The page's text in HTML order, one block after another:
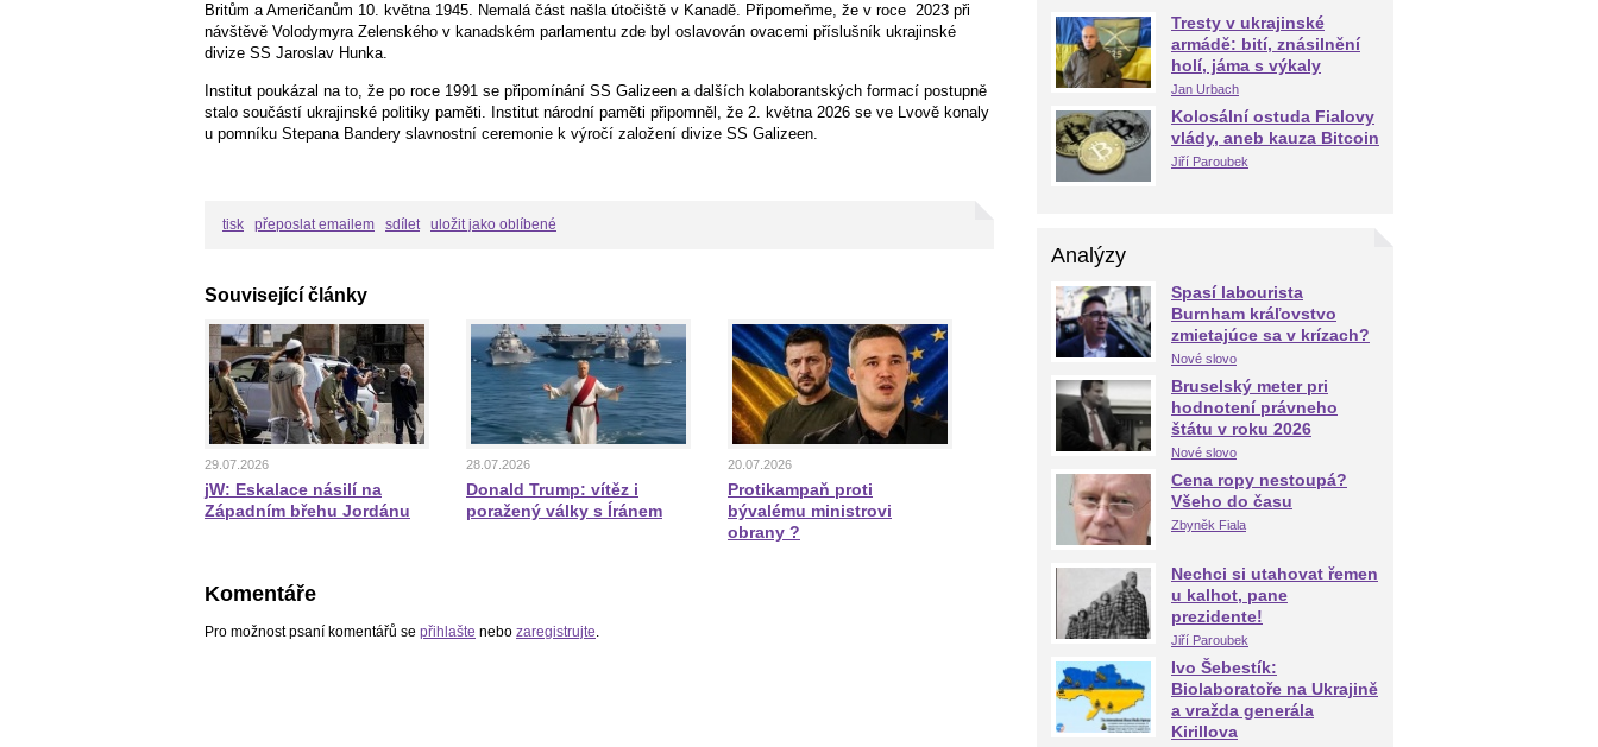
Britům a Američanům 10. května 1945. Nemalá část našla útočiště v Kanadě. Připomeňme, že v roce 2023 při
návštěvě Volodymyra Zelenského v kanadském parlamentu zde byl oslavován ovacemi příslušník ukrajinské
divize SS Jaroslav Hunka.
Institut poukázal na to, že po roce 1991 se připomínání SS Galizeen a dalších kolaborantských formací postupně
stalo součástí ukrajinské politiky paměti. Institut národní paměti připomněl, že 2. května 2026 se ve Lvově konaly
u pomníku Stepana Bandery slavnostní ceremonie k výročí založení divize SS Galizeen.
tisk přeposlat emailem sdílet uložit jako oblíbené
Související články
29.07.2026
jW: Eskalace násilí na
Západním břehu Jordánu
28.07.2026
Donald Trump: vítěz i
poražený války s Íránem
20.07.2026
Protikampaň proti
bývalému ministrovi
obrany ?
Komentáře
Pro možnost psaní komentářů se přihlašte nebo zaregistrujte
Tresty v ukrajinské
armádě: bití, znásilnění
holí, jáma s výkaly
Jan Urbach
Kolosální ostuda Fialovy
vlády, aneb kauza Bitcoin
Jiří Paroubek
Analýzy
Spasí labourista
Burnham kráľovstvo
zmietajúce sa v krízach?
Nové slovo
Bruselský meter pri
hodnotení právneho
štátu v roku 2026
Nové slovo
Cena ropy nestoupá?
Všeho do času
Zbyněk Fiala
Nechci si utahovat řemen
u kalhot, pane
prezidente!
Jiří Paroubek
Ivo Šebestík:
Biolaboratoře na Ukrajině
a vražda generála
Kirillova